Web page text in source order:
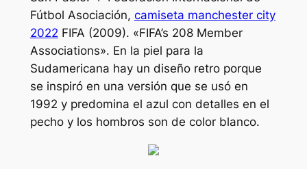
Fútbol Asociación, camiseta manchester city
2022 FIFA (2009). «FIFA’s 208 Member
Associations». En la piel para la
Sudamericana hay un diseño retro porque
se inspiró en una versión que se usó en
1992 y predomina el azul con detalles en el
pecho y los hombros son de color blanco.